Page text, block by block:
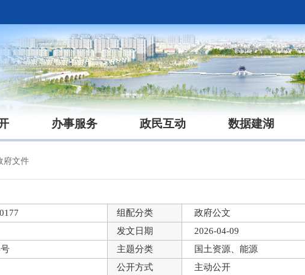
办事服务 政民互动 数据建湖
府文件
组配分类
政府公文
发文日期
2026-04-09
主题分类
国土资源、能源
公开方式
主动公开